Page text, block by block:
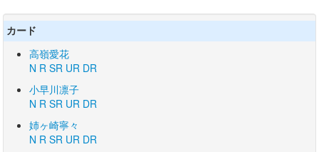
カード
高嶺愛花
N R SR UR DR
小早川凛子
N R SR UR DR
姉ヶ崎寧々
N R SR UR DR